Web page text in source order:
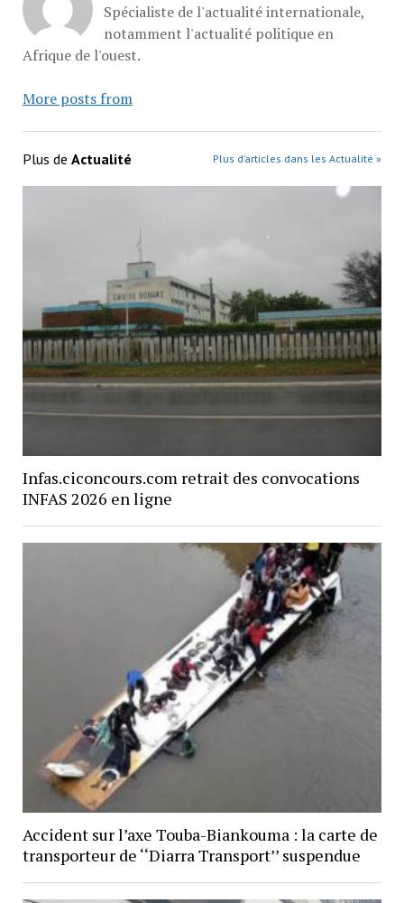
Spécialiste de l'actualité internationale,
notamment l'actualité politique en
Afrique de l'ouest.
More posts from
Plus de Actualité Plus d’articles dans les Actualité »
Infas.ciconcours.com retrait des convocations
INFAS 2026 en ligne
Accident sur l’axe Touba-Biankouma : la carte de
transporteur de ‘‘Diarra Transport’’ suspendue